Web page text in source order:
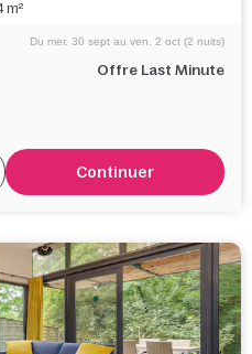
m²
Offre Last Minute
Du mer. 30 sept au ven. 2 oct (2 nuits)
Continuer